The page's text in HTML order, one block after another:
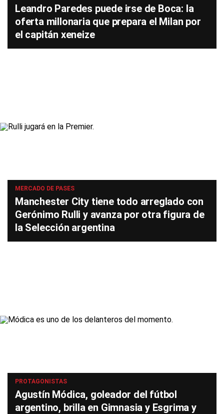
Leandro Paredes puede irse de Boca: la
oferta millonaria que prepara el Milan por
el capitán xeneize
MERCADO DE PASES
Manchester City tiene todo arreglado con
Gerónimo Rulli y avanza por otra figura de
la Selección argentina
PROTAGONISTAS
Agustín Módica, goleador del fútbol
argentino, brilla en Gimnasia y Esgrima y